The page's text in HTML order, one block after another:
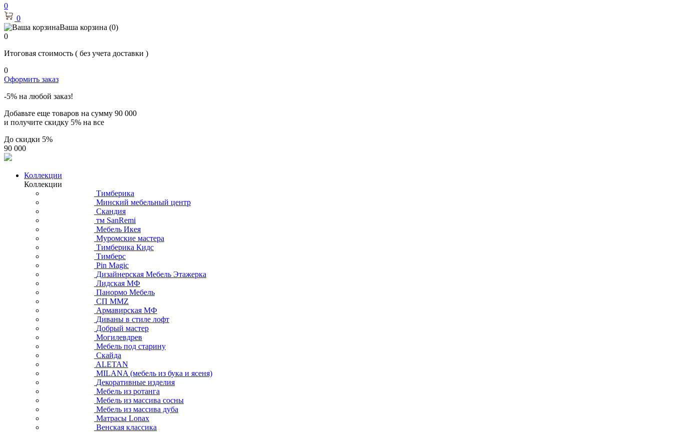
0
0
Ваша корзина (0)
0
Итоговая стоимость ( без учета доставки )
0
Оформить заказ
-5% на любой заказ!
Добавьте еще товаров на сумму 90 000
и получите скидку 5% на все
До скидки 5%
90 000
Коллекции
Коллекции
Тимберика
Минский мебельный центр
Скандия
тм SanRemi
Мебель Икея
Муромские мастера
Тимберика Кидс
Тимберс
Pin Magic
Дизайнерская Мебель Этажерка
Лидская МФ
Панормо Мебель
СП ММZ
Армавирская МФ
Диваны в стиле лофт
Добрый мастер
Могилевдрев
Мебель под старину
Скайда
ALETAN
MILANA (мебель из бука и ясеня)
Декоративные изделия
Мебель из ротанга
Мебель из массива сосны
Мебель из массива дуба
Матрасы Lonax
Венская классика